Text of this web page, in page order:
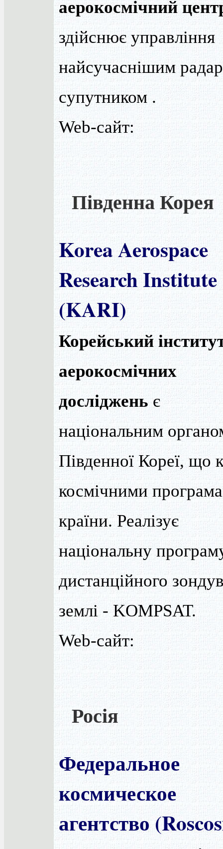
аерокосмічний
здійснює управління
найсучаснішим
супутником .
Web-сайт:
Південна Корея
Korea Aerospace
Research Institute
(KARI)
Корейський
аерокосмічних
досліджень є
національним
Південної Кореї, що
космічними
країни. Реалізує
національну
дистанційного
землі - KOMPSAT.
Web-сайт:
Росія
Федеральное
космическое
агентство